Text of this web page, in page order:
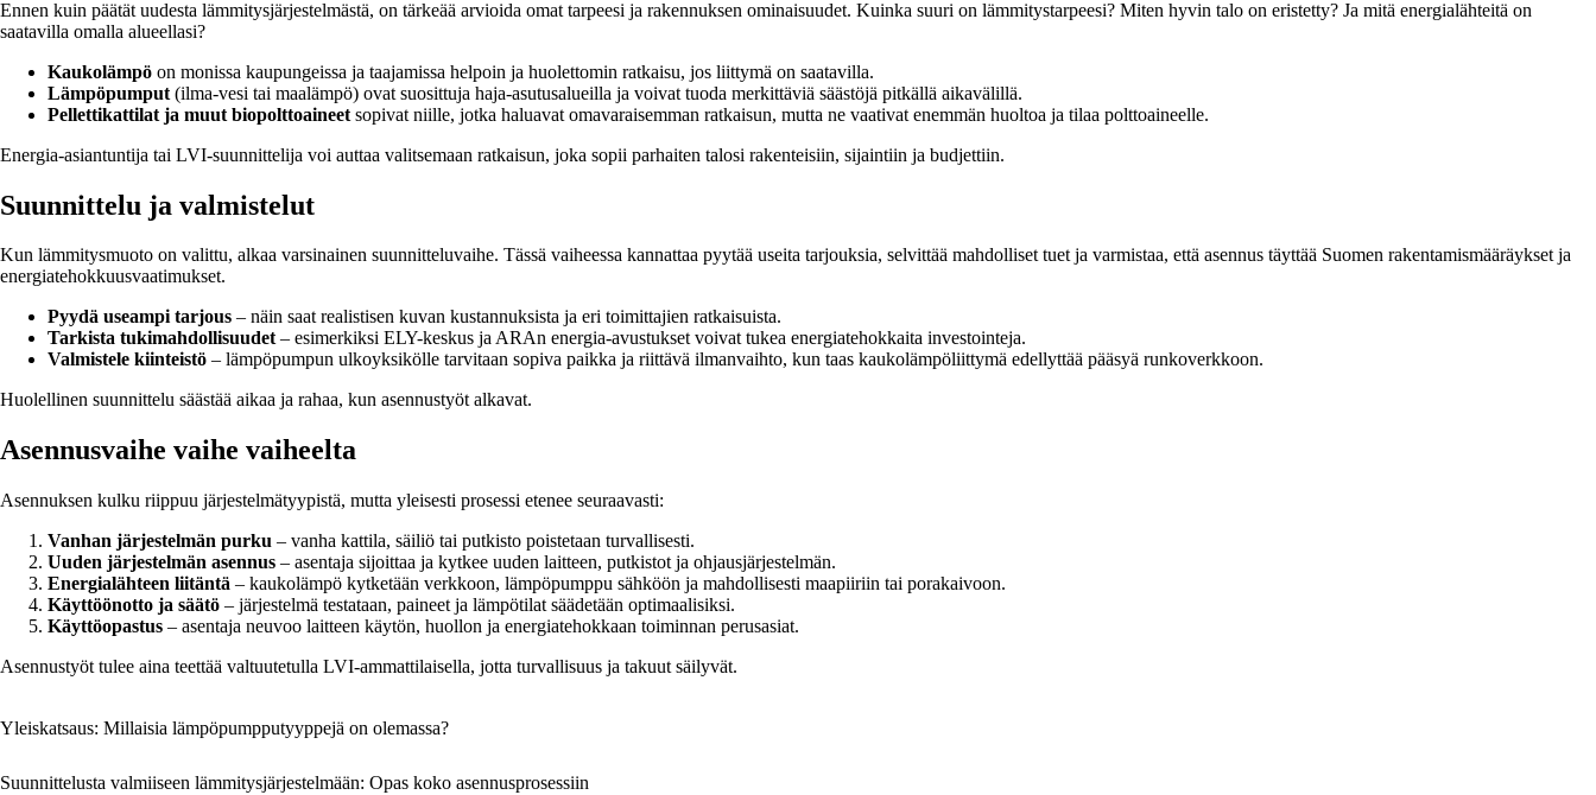
Ennen kuin päätät uudesta lämmitysjärjestelmästä, on tärkeää arvioida omat tarpeesi ja rakennuksen ominaisuudet. Kuinka suuri on lämmitystarpeesi? Miten hyvin talo on eristetty? Ja mitä energialähteitä on
saatavilla omalla alueellasi?
Kaukolämpö on monissa kaupungeissa ja taajamissa helpoin ja huolettomin ratkaisu, jos liittymä on saatavilla.
Lämpöpumput (ilma-vesi tai maalämpö) ovat suosittuja haja-asutusalueilla ja voivat tuoda merkittäviä säästöjä pitkällä aikavälillä.
Pellettikattilat ja muut biopolttoaineet sopivat niille, jotka haluavat omavaraisemman ratkaisun, mutta ne vaativat enemmän huoltoa ja tilaa polttoaineelle.
Energia-asiantuntija tai LVI-suunnittelija voi auttaa valitsemaan ratkaisun, joka sopii parhaiten talosi rakenteisiin, sijaintiin ja budjettiin.
Suunnittelu ja valmistelut
Kun lämmitysmuoto on valittu, alkaa varsinainen suunnitteluvaihe. Tässä vaiheessa kannattaa pyytää useita tarjouksia, selvittää mahdolliset tuet ja varmistaa, että asennus täyttää Suomen rakentamismääräykset ja
energiatehokkuusvaatimukset.
Pyydä useampi tarjous – näin saat realistisen kuvan kustannuksista ja eri toimittajien ratkaisuista.
Tarkista tukimahdollisuudet– esimerkiksi ELY-keskus ja ARAn energia-avustukset voivat tukea energiatehokkaita investointeja.
Valmistele kiinteistö – lämpöpumpun ulkoyksikölle tarvitaan sopiva paikka ja riittävä ilmanvaihto, kun taas kaukolämpöliittymä edellyttää pääsyä runkoverkkoon.
Huolellinen suunnittelu säästää aikaa ja rahaa, kun asennustyöt alkavat.
Asennusvaihe vaihe vaiheelta
Asennuksen kulku riippuu järjestelmätyypistä, mutta yleisesti prosessi etenee seuraavasti:
Vanhan järjestelmän purku – vanha kattila, säiliö tai putkisto poistetaan turvallisesti.
Uuden järjestelmän asennus – asentaja sijoittaa ja kytkee uuden laitteen, putkistot ja ohjausjärjestelmän.
Energialähteen liitäntä – kaukolämpö kytketään verkkoon, lämpöpumppu sähköön ja mahdollisesti maapiiriin tai porakaivoon.
Käyttöönotto ja säätö – järjestelmä testataan, paineet ja lämpötilat säädetään optimaalisiksi.
Käyttöopastus – asentaja neuvoo laitteen käytön, huollon ja energiatehokkaan toiminnan perusasiat.
Asennustyöt tulee aina teettää valtuutetulla LVI-ammattilaisella, jotta turvallisuus ja takuut säilyvät.
Yleiskatsaus: Millaisia lämpöpumpputyyppejä on olemassa?
Suunnittelusta valmiiseen lämmitysjärjestelmään: Opas koko asennusprosessiin